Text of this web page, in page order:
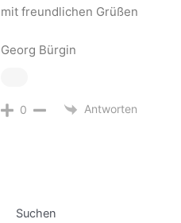
mit freundlichen Grüßen
Georg Bürgin
0 Antworten
Suchen